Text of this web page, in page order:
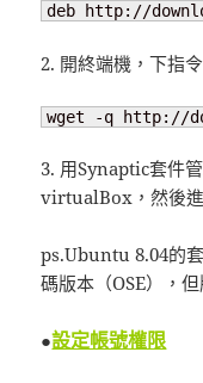
deb http://
2. 開終端機，下指
wget -q http://
3. 用Synaptic套件
virtualBox，然後進
ps.Ubuntu 8.04的
碼版本（OSE），
●設定帳號權限